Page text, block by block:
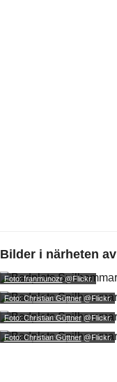
Bilder i närheten av
Foto: franmunozr@Flickr.
Foto: Christian Güttner@Flickr.
Foto: Christian Güttner@Flickr.
Foto: Christian Güttner@Flickr.